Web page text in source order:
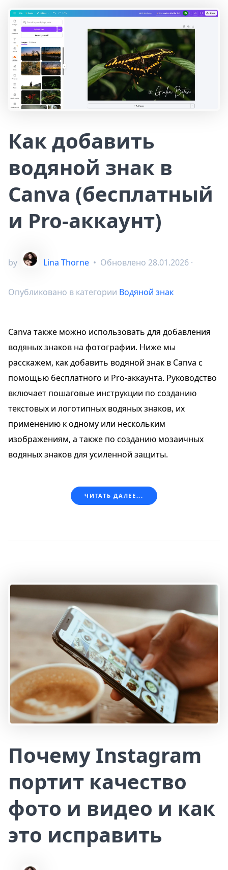
Как добавить
водяной знак в
Canva (бесплатный
и Pro-аккаунт)
by Lina Thorne • Обновлено 28.01.2026 ·
Опубликовано в категории Водяной знак
Canva также можно использовать для добавления
водяных знаков на фотографии. Ниже мы
расскажем, как добавить водяной знак в Canva с
помощью бесплатного и Pro-аккаунта. Руководство
включает пошаговые инструкции по созданию
текстовых и логотипных водяных знаков, их
применению к одному или нескольким
изображениям, а также по созданию мозаичных
водяных знаков для усиленной защиты.
ЧИТАТЬ ДАЛЕЕ...
Почему Instagram
портит качество
фото и видео и как
это исправить